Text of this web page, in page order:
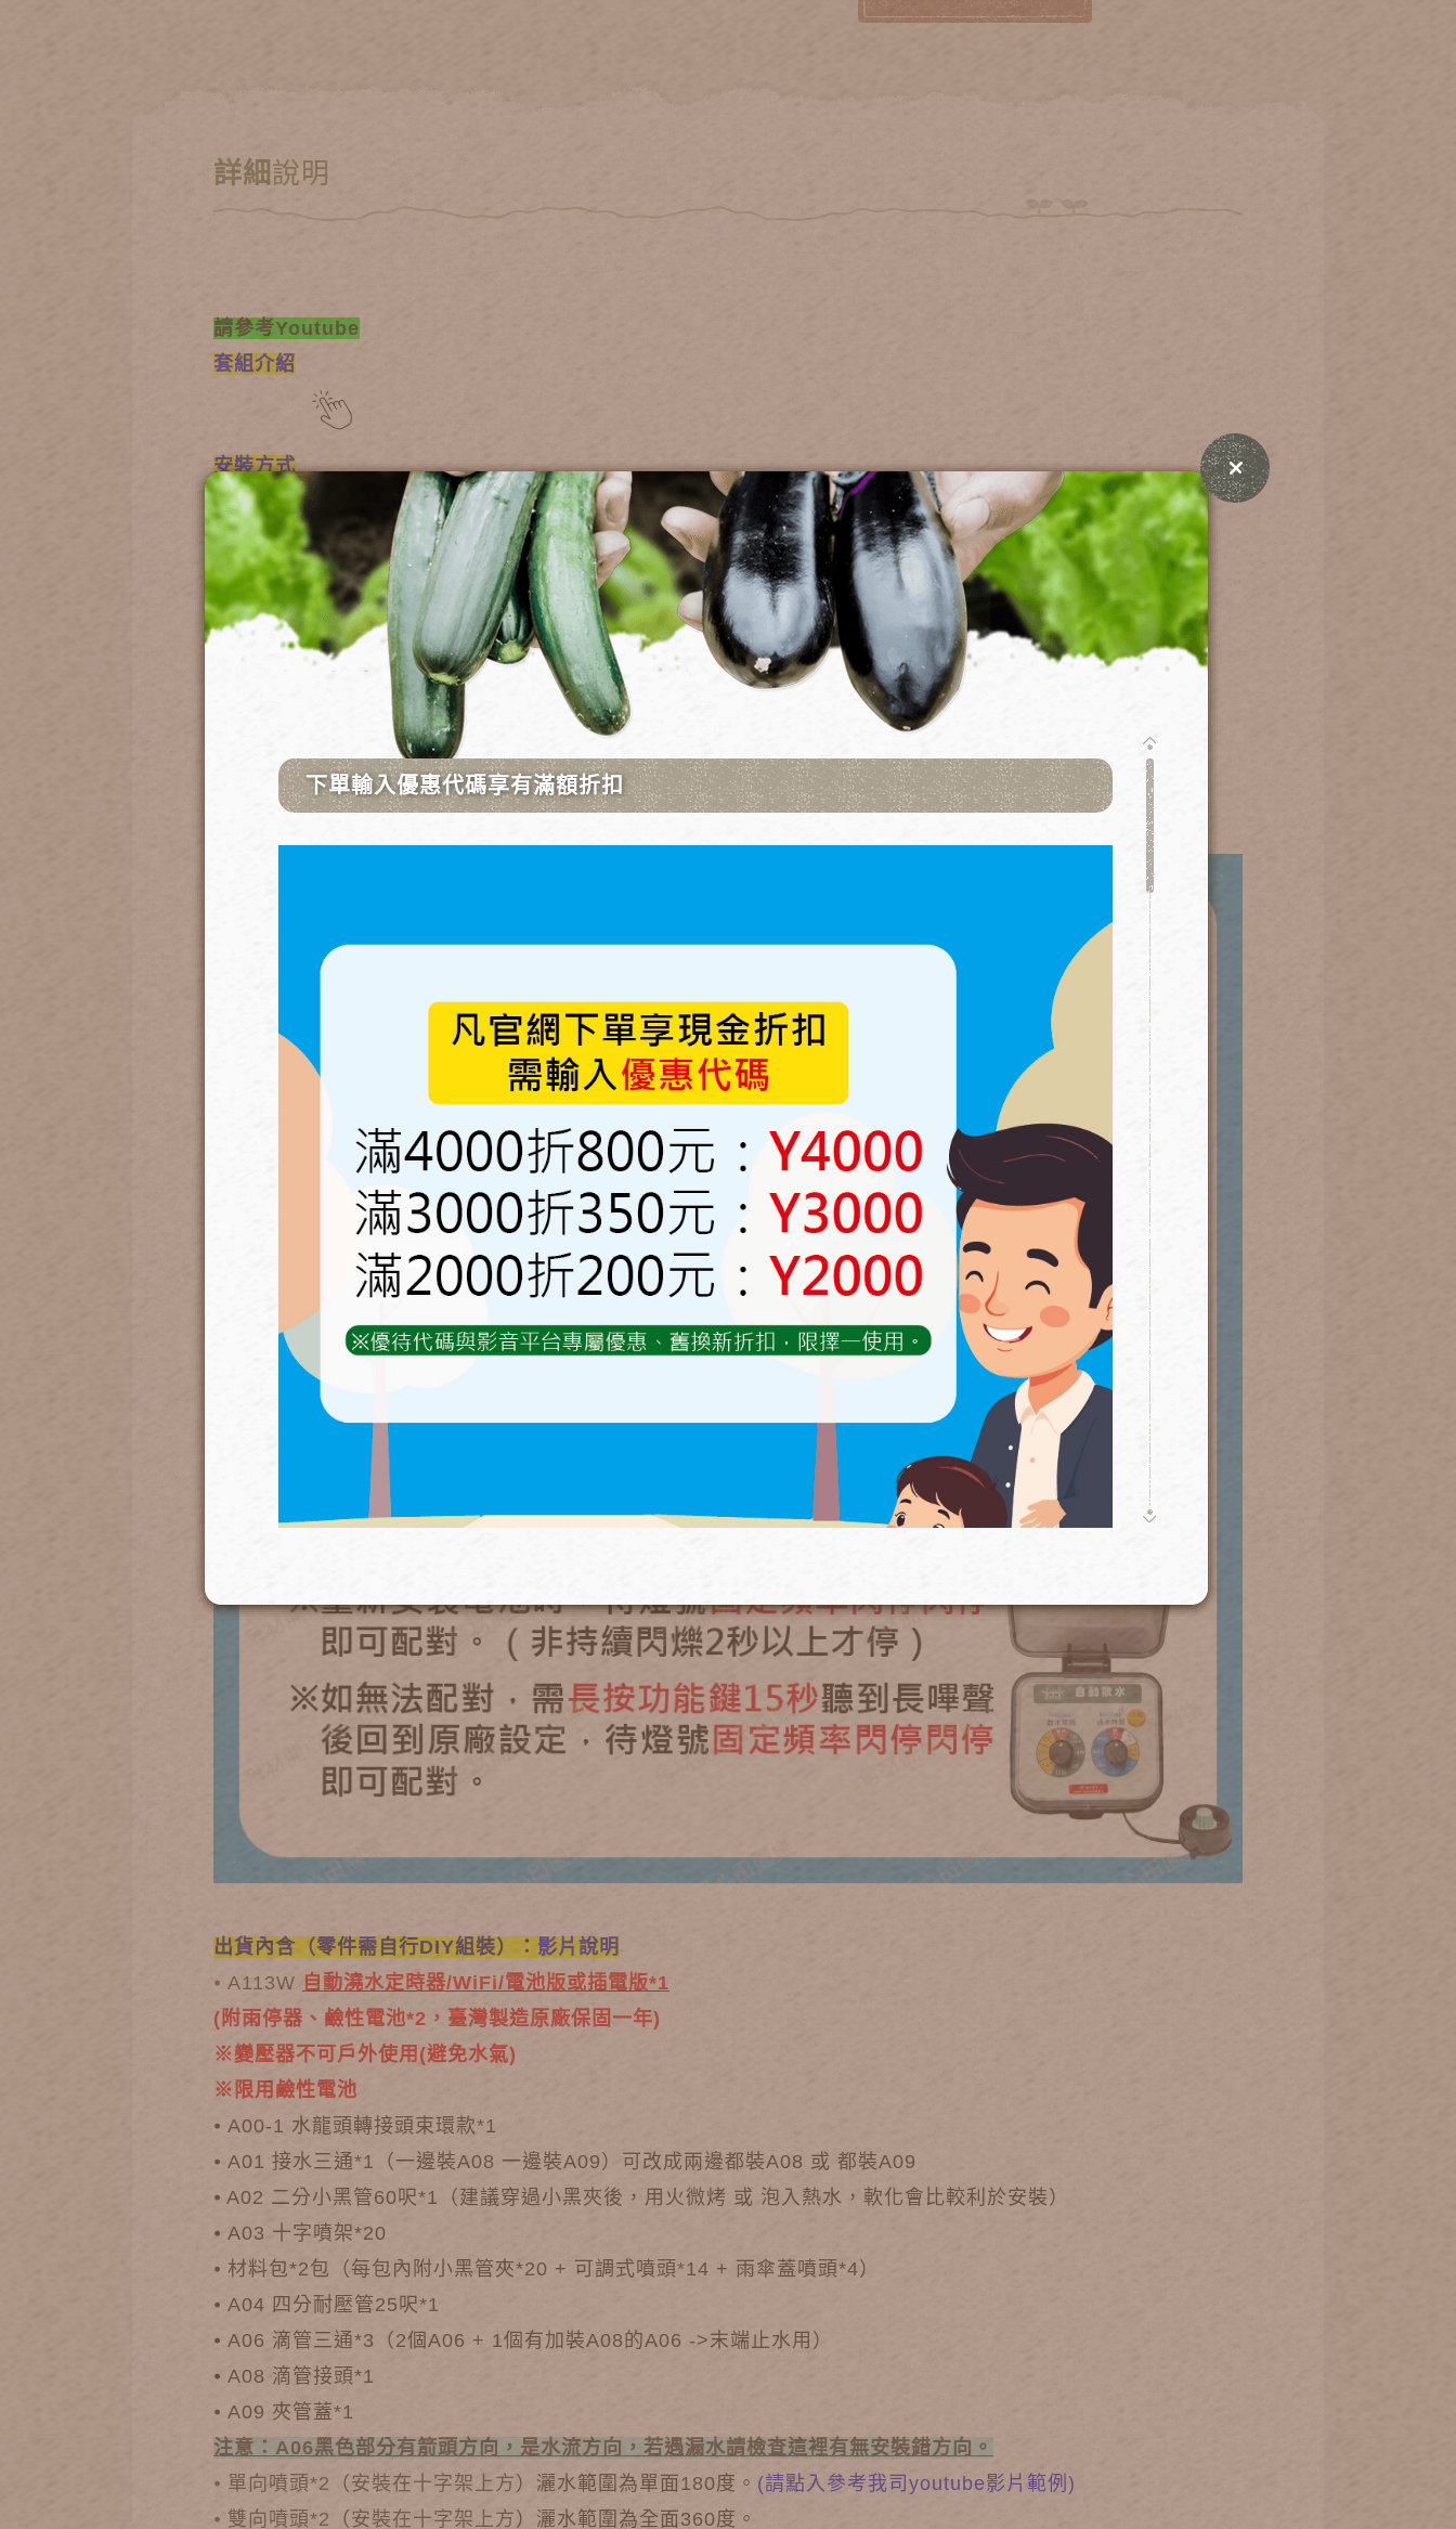
詳細說明
請參考Youtube
套組介紹
安裝方式
2022年以前機器型號為A101者，選擇連線方式為:A101 Wifi連線方式
2022年起機器型號為A103者，選擇連線方式為: A103 Wifi連線方式
2025年起機器型號為A113者，選擇連線方式為:A113 Wifi連線方式
出貨內含（零件需自行DIY組裝） ： 影片說明
⦁ A113W 自動澆水定時器/WiFi/電池版或插電版*1
(附雨停器、鹼性電池*2，臺灣製造原廠保固一年)
※變壓器不可戶外使用(避免水氣)
※限用鹼性電池
⦁ A00-1 水龍頭轉接頭束環款*1
⦁ A01 接水三通*1（一邊裝A08 一邊裝A09）可改成兩邊都裝A08 或 都裝A09
⦁ A02 二分小黑管60呎*1（建議穿過小黑夾後，用火微烤 或 泡入熱水，軟化會比較利於安裝）
⦁ A03 十字噴架*20
⦁ 材料包*2包（每包內附小黑管夾*20 + 可調式噴頭*14 + 雨傘蓋噴頭*4）
⦁ A04 四分耐壓管25呎*1
⦁ A06 滴管三通*3（2個A06 + 1個有加裝A08的A06 ->末端止水用）
⦁ A08 滴管接頭*1
⦁ A09 夾管蓋*1
注意：A06黑色部分有箭頭方向，是水流方向，若遇漏水請檢查這裡有無安裝錯方向。
⦁ 單向噴頭*2 （安裝在十字架上方）灑水範圍為單面180度。 (請點入參考我司youtube影片範例)
⦁ 雙向噴頭*2 （安裝在十字架上方）灑水範圍為全面360度。